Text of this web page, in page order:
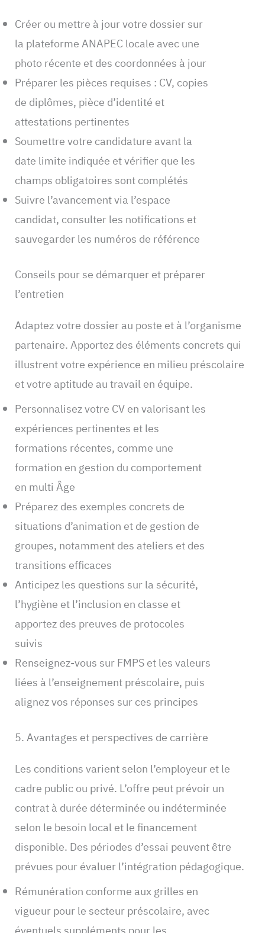
Créer ou mettre à jour votre dossier sur
la plateforme ANAPEC locale avec une
photo récente et des coordonnées à jour
Préparer les pièces requises : CV, copies
de diplômes, pièce d’identité et
attestations pertinentes
Soumettre votre candidature avant la
date limite indiquée et vérifier que les
champs obligatoires sont complétés
Suivre l’avancement via l’espace
candidat, consulter les notifications et
sauvegarder les numéros de référence
Conseils pour se démarquer et préparer
l’entretien
Adaptez votre dossier au poste et à l’organisme
partenaire. Apportez des éléments concrets qui
illustrent votre expérience en milieu préscolaire
et votre aptitude au travail en équipe.
Personnalisez votre CV en valorisant les
expériences pertinentes et les
formations récentes, comme une
formation en gestion du comportement
en multi Âge
Préparez des exemples concrets de
situations d’animation et de gestion de
groupes, notamment des ateliers et des
transitions efficaces
Anticipez les questions sur la sécurité,
l’hygiène et l’inclusion en classe et
apportez des preuves de protocoles
suivis
Renseignez-vous sur FMPS et les valeurs
liées à l’enseignement préscolaire, puis
alignez vos réponses sur ces principes
5. Avantages et perspectives de carrière
Les conditions varient selon l’employeur et le
cadre public ou privé. L’offre peut prévoir un
contrat à durée déterminée ou indéterminée
selon le besoin local et le financement
disponible. Des périodes d’essai peuvent être
prévues pour évaluer l’intégration pédagogique.
Rémunération conforme aux grilles en
vigueur pour le secteur préscolaire, avec